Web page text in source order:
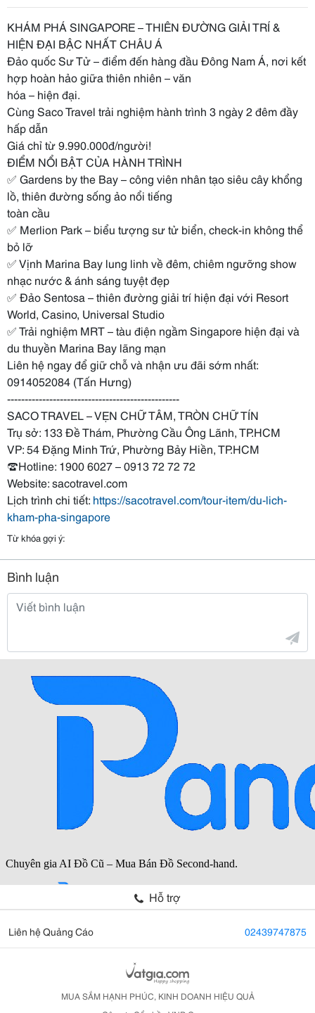
KHÁM PHÁ SINGAPORE – THIÊN ĐƯỜNG GIẢI TRÍ &
HIỆN ĐẠI BẬC NHẤT CHÂU Á
Đảo quốc Sư Tử – điểm đến hàng đầu Đông Nam Á, nơi kết
hợp hoàn hảo giữa thiên nhiên – văn
hóa – hiện đại.
Cùng Saco Travel trải nghiệm hành trình 3 ngày 2 đêm đầy
hấp dẫn
Giá chỉ từ 9.990.000đ/người!
ĐIỂM NỔI BẬT CỦA HÀNH TRÌNH
✅ Gardens by the Bay – công viên nhân tạo siêu cây khổng
lồ, thiên đường sống ảo nổi tiếng
toàn cầu
✅ Merlion Park – biểu tượng sư tử biển, check-in không thể
bỏ lỡ
✅ Vịnh Marina Bay lung linh về đêm, chiêm ngưỡng show
nhạc nước & ánh sáng tuyệt đẹp
✅ Đảo Sentosa – thiên đường giải trí hiện đại với Resort
World, Casino, Universal Studio
✅ Trải nghiệm MRT – tàu điện ngầm Singapore hiện đại và
du thuyền Marina Bay lãng mạn
Liên hệ ngay để giữ chỗ và nhận ưu đãi sớm nhất:
0914052084 (Tấn Hưng)
-------------------------------------------------
SACO TRAVEL – VẸN CHỮ TÂM, TRÒN CHỮ TÍN
Trụ sở: 133 Đề Thám, Phường Cầu Ông Lãnh, TP.HCM
VP: 54 Đặng Minh Trứ, Phường Bảy Hiền, TP.HCM
☎️Hotline: 1900 6027 – 0913 72 72 72
Website: sacotravel.com
Lịch trình chi tiết: https://sacotravel.com/tour-item/du-lich-
kham-pha-singapore
Từ khóa gợi ý:
Bình luận
Hỗ trợ
Liên hệ Quảng Cáo 02439747875
MUA SẮM HẠNH PHÚC, KINH DOANH HIỆU QUẢ